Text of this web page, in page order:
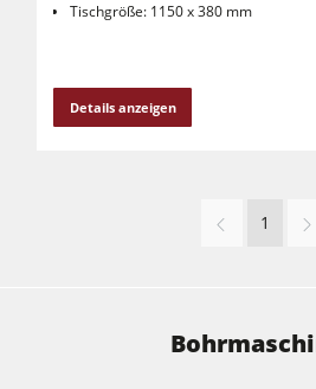
Tischgröße: 1150 x 380 mm
Details anzeigen
1